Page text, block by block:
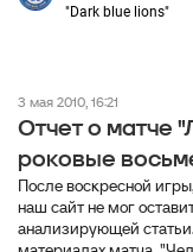
"Dark blue lions"
3 мая 2010, 16:21
Отчет о матче
роковые
После воскресной
наш сайт не мог
анализирующей